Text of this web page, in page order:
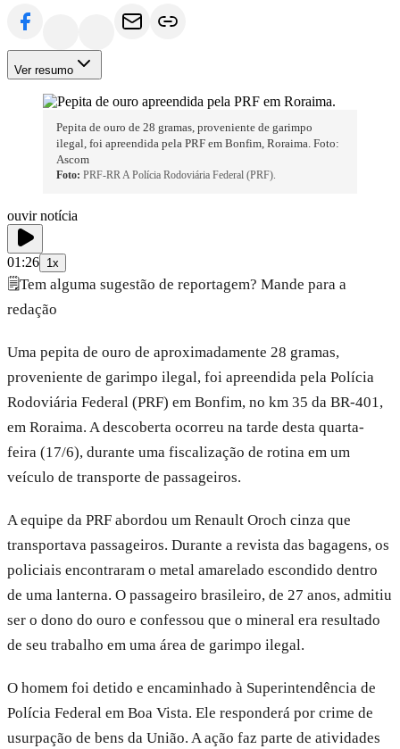
Ver resumo
Pepita de ouro de 28 gramas, proveniente de garimpo
ilegal, foi apreendida pela PRF em Bonfim, Roraima. Foto:
Ascom
Foto: PRF-RR A Polícia Rodoviária Federal (PRF).
ouvir notícia
01:26 1x
🗒️Tem alguma sugestão de reportagem? Mande para a
redação
Uma pepita de ouro de aproximadamente 28 gramas,
proveniente de garimpo ilegal, foi apreendida pela Polícia
Rodoviária Federal (PRF) em Bonfim, no km 35 da BR-401,
em Roraima. A descoberta ocorreu na tarde desta quarta-
feira (17/6), durante uma fiscalização de rotina em um
veículo de transporte de passageiros.
A equipe da PRF abordou um Renault Oroch cinza que
transportava passageiros. Durante a revista das bagagens, os
policiais encontraram o metal amarelado escondido dentro
de uma lanterna. O passageiro brasileiro, de 27 anos, admitiu
ser o dono do ouro e confessou que o mineral era resultado
de seu trabalho em uma área de garimpo ilegal.
O homem foi detido e encaminhado à Superintendência de
Polícia Federal em Boa Vista. Ele responderá por crime de
usurpação de bens da União. A ação faz parte de atividades